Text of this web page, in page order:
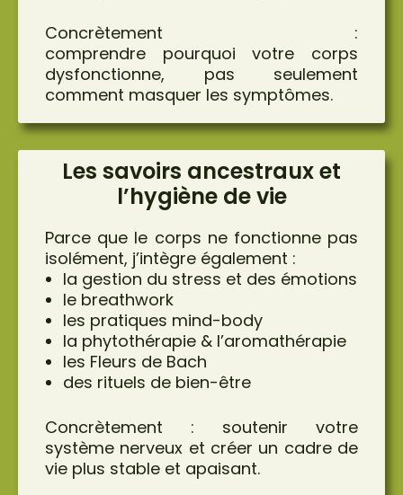
Concrètement :
comprendre pourquoi votre corps
dysfonctionne, pas seulement
comment masquer les symptômes.
Les savoirs ancestraux et
l’hygiène de vie
Parce que le corps ne fonctionne pas
isolément, j’intègre également :
la gestion du stress et des émotions
le breathwork
les pratiques mind-body
la phytothérapie & l’aromathérapie
les Fleurs de Bach
des rituels de bien-être
Concrètement : soutenir votre
système nerveux et créer un cadre de
vie plus stable et apaisant.